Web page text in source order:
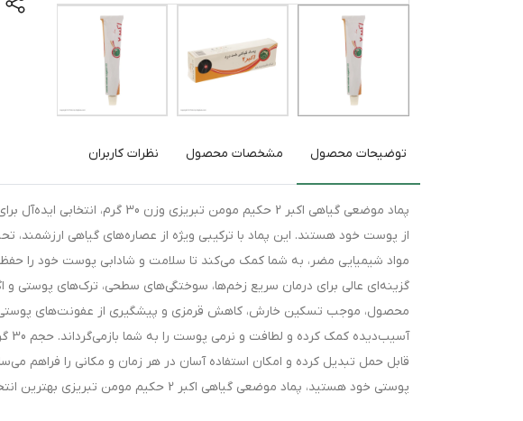
توضیحات محصول مشخصات محصول نظرات کاربران
پماد موضعی گیاهی اکبر 2 حکیم مومن
از پوست خود هستند. این پماد با ترکیبی ویژه از عصاره‌های گیاهی
گزینه‌ای عالی برای درمان سریع زخم‌ها، سوختگی‌های سطحی، ترک‌های پوستی
محصول، موجب تسکین خارش، کاهش قرمزی و پیشگیری از عفونت‌های پوستی
قابل حمل تبدیل کرده و امکان استفاده آسان در هر زمان و مکانی را فراهم
پوستی خود هستید، پماد موضعی گیاهی اکبر 2 حکیم مومن تبریزی بهترین انتخاب است.